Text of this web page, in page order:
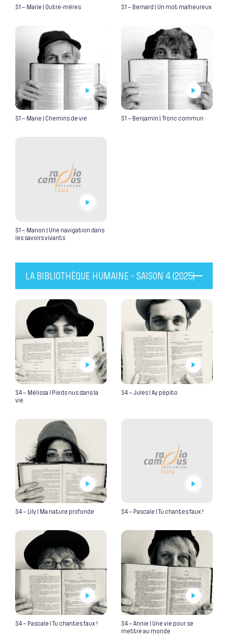
S1 – Marie | Outre-mères S1 – Bernard | Un mot malheureux
S1 – Marie | Chemins de vie S1 – Benjamin | Tronc commun
S1 – Manon | Une navigation dans
les savoirs vivants
LA BIBLIOTHÈQUE HUMAINE - SAISON 4 (2025)
S4 – Mélissa I Pieds nus dans la
vie
S4 – Jules I Ay pépito
S4 – Lily I Ma nature profonde S4 – Pascale I Tu chantes faux !
S4 – Pascale I Tu chantes faux !
S4 – Annie I Une vie pour se
mettre au monde